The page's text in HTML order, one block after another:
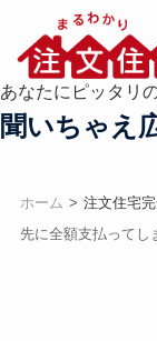
あなたにピッタリ
聞いちゃえ
ホーム 注文住宅
先に全額支払ってし